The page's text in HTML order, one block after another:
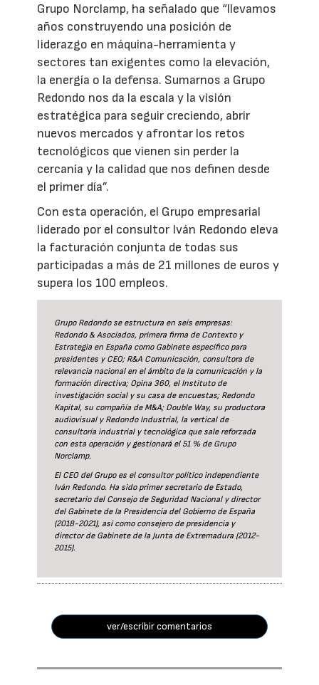
Grupo Norclamp, ha señalado que “llevamos
años construyendo una posición de
liderazgo en máquina-herramienta y
sectores tan exigentes como la elevación,
la energía o la defensa. Sumarnos a Grupo
Redondo nos da la escala y la visión
estratégica para seguir creciendo, abrir
nuevos mercados y afrontar los retos
tecnológicos que vienen sin perder la
cercanía y la calidad que nos definen desde
el primer día”.
Con esta operación, el Grupo empresarial
liderado por el consultor Iván Redondo eleva
la facturación conjunta de todas sus
participadas a más de 21 millones de euros y
supera los 100 empleos.
Grupo Redondo se estructura en seis empresas:
Redondo & Asociados, primera firma de Contexto y
Estrategia en España como Gabinete específico para
presidentes y CEO; R&A Comunicación, consultora de
relevancia nacional en el ámbito de la comunicación y la
formación directiva; Opina 360, el Instituto de
investigación social y su casa de encuestas; Redondo
Kapital, su compañía de M&A; Double Way, su productora
audiovisual y Redondo Industrial, la vertical de
consultoría industrial y tecnológica que sale reforzada
con esta operación y gestionará el 51 % de Grupo
Norclamp.
El CEO del Grupo es el consultor político independiente
Iván Redondo. Ha sido primer secretario de Estado,
secretario del Consejo de Seguridad Nacional y director
del Gabinete de la Presidencia del Gobierno de España
(2018-2021), así como consejero de presidencia y
director de Gabinete de la Junta de Extremadura (2012-
2015).
ver/escribir comentarios